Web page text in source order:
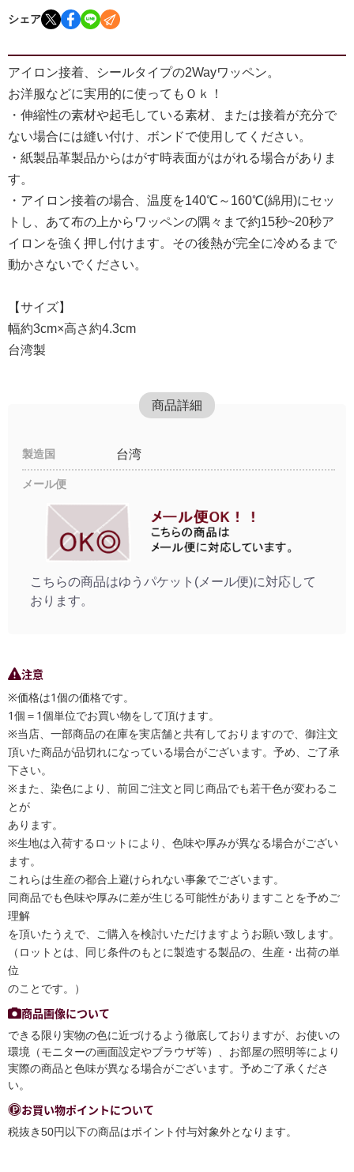
シェア
アイロン接着、シールタイプの2Wayワッペン。
お洋服などに実用的に使ってもＯｋ！
・伸縮性の素材や起毛している素材、または接着が充分で
ない場合には縫い付け、ボンドで使用してください。
・紙製品革製品からはがす時表面がはがれる場合がありま
す。
・アイロン接着の場合、温度を140℃～160℃(綿用)にセッ
トし、あて布の上からワッペンの隅々まで約15秒~20秒ア
イロンを強く押し付けます。その後熱が完全に冷めるまで
動かさないでください。
【サイズ】
幅約3cm×高さ約4.3cm
台湾製
商品詳細
製造国 台湾
メール便
こちらの商品はゆうパケット(メール便)に対応して
おります。
注意
※価格は1個の価格です。
1個＝1個単位でお買い物をして頂けます。
※当店、一部商品の在庫を実店舗と共有しておりますので、御注文
頂いた商品が品切れになっている場合がございます。予め、ご了承
下さい。
※また、染色により、前回ご注文と同じ商品でも若干色が変わるこ
とが
あります。
※生地は入荷するロットにより、色味や厚みが異なる場合がござい
ます。
これらは生産の都合上避けられない事象でございます。
同商品でも色味や厚みに差が生じる可能性がありますことを予めご
理解
を頂いたうえで、ご購入を検討いただけますようお願い致します。
（ロットとは、同じ条件のもとに製造する製品の、生産・出荷の単
位
のことです。）
商品画像について
できる限り実物の色に近づけるよう徹底しておりますが、お使いの
環境（モニターの画面設定やブラウザ等）、お部屋の照明等により
実際の商品と色味が異なる場合がございます。予めご了承くださ
い。
お買い物ポイントについて
税抜き50円以下の商品はポイント付与対象外となります。